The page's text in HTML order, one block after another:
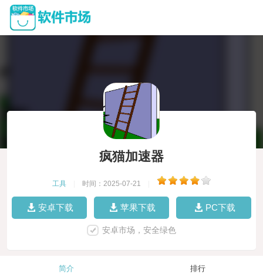
疯猫加速器
工具 时间：2025-07-21
安卓下载 苹果下载 PC下载
安卓市场，安全绿色
简介 排行